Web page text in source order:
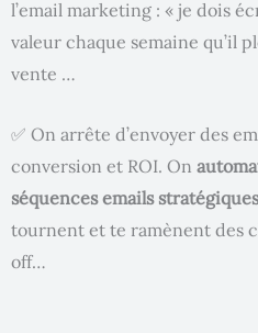
l’email marketing : « je dois
valeur chaque semaine qu’il
vente …
✅ On arrête d’envoyer des
conversion et ROI. On
séquences emails
tournent et te ramènent des
off…